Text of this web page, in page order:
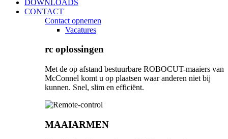
DOWNLOADS
CONTACT
Contact opnemen
Vacatures
rc oplossingen
Met de op afstand bestuurbare ROBOCUT-maaiers van
McConnel komt u op plaatsen waar anderen niet bij
kunnen. Snel, slim en efficiënt.
MAAIARMEN